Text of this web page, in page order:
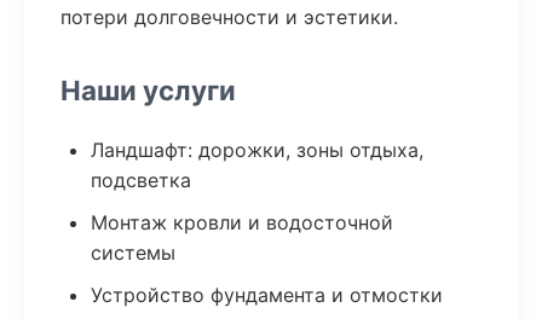
потери долговечности и эстетики.
Наши услуги
Ландшафт: дорожки, зоны отдыха,
подсветка
Монтаж кровли и водосточной
системы
Устройство фундамента и отмостки